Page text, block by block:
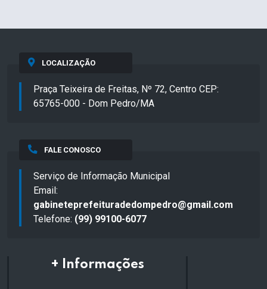
LOCALIZAÇÃO
Praça Teixeira de Freitas, Nº 72, Centro CEP:
65765-000 - Dom Pedro/MA
FALE CONOSCO
Serviço de Informação Municipal
Email:
gabineteprefeituradedompedro@gmail.com
Telefone: (99) 99100-6077
+ Informações